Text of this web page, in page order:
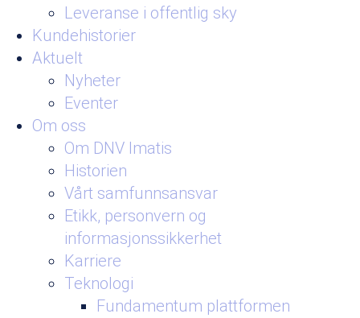
Leveranse i offentlig sky
Kundehistorier
Aktuelt
Nyheter
Eventer
Om oss
Om DNV Imatis
Historien
Vårt samfunnsansvar
Etikk, personvern og
informasjonssikkerhet
Karriere
Teknologi
Fundamentum plattformen